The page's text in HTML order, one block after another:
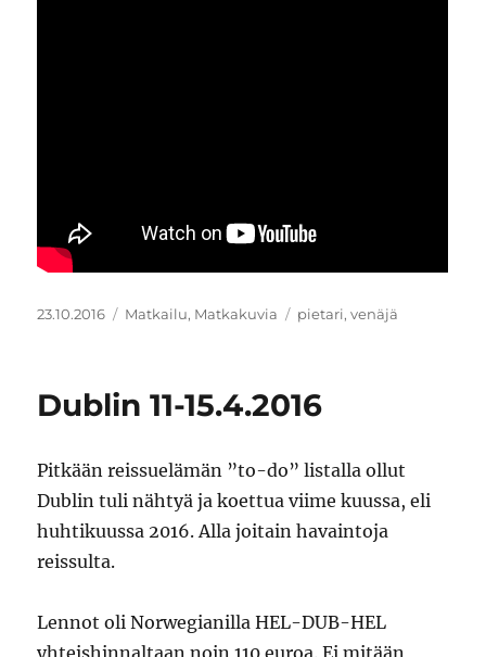
Julkaistu
23.10.2016 Kategoriat
Matkailu, Matkakuvia Avainsanat
pietari,venäjä
Dublin 11-15.4.2016
Pitkään reissuelämän ”to-do” listalla ollut
Dublin tuli nähtyä ja koettua viime kuussa, eli
huhtikuussa 2016. Alla joitain havaintoja
reissulta.
Lennot oli Norwegianilla HEL-DUB-HEL
yhteishinnaltaan noin 110 euroa. Ei mitään